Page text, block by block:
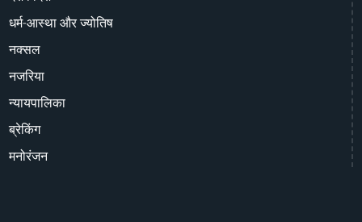
धर्म-आस्था और ज्योतिष
नक्सल
नजरिया
न्यायपालिका
ब्रेकिंग
मनोरंजन